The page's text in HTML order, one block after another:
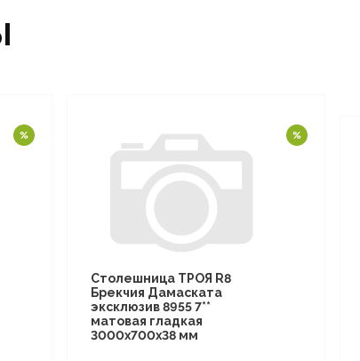
Столешница ТРОЯ R8
Брекчия Дамаската
эксклюзив 8955 7**
матовая гладкая
3000х700х38 мм